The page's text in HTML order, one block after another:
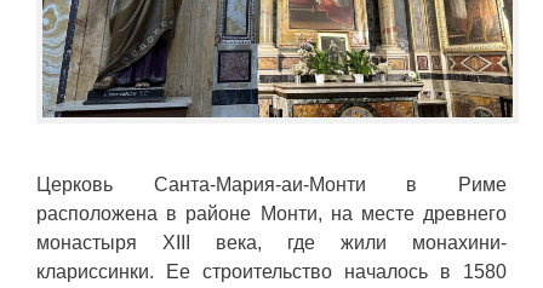
Церковь Санта-Мария-аи-Монти в Риме
расположена в районе Монти, на месте древнего
монастыря XIII века, где жили монахини-
клариссинки. Ее строительство началось в 1580